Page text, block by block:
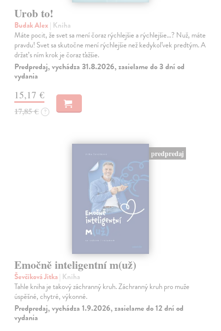
Urob to!
Budak Alex | Kniha
Máte pocit, že svet sa mení čoraz rýchlejšie a rýchlejšie…? Nuž, máte
pravdu! Svet sa skutočne mení rýchlejšie než kedykoľvek predtým. A
držať s ním krok je čoraz ťažšie.
Predpredaj, vychádza 31.8.2026, zasielame do 3 dní od
vydania
15,17 €
17,85 € ?
predpredaj
Emočně inteligentní m(už)
Ševčíková Jitka| Kniha
Tahle kniha je takový záchranný kruh. Záchranný kruh pro muže
úspěšné, chytré, výkonné.
Predpredaj, vychádza 1.9.2026, zasielame do 12 dní od
vydania